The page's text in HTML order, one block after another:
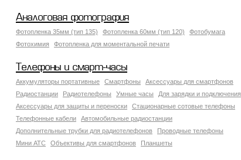
Аналоговая фотография
Фотопленка 35мм (тип 135) Фотопленка 60мм (тип 120)
Фотобумага
Фотохимия
Фотопленка для моментальной печати
Телефоны и смарт-часы
Аккумуляторы портативные Смартфоны
Аксессуары для смартфонов
Радиостанции
Радиотелефоны Умные часы
Для зарядки и подключения
Аксессуары для защиты и переноски
Стационарные сотовые телефоны
Телефонные кабели
Автомобильные радиостанции
Дополнительные трубки для радиотелефонов
Проводные телефоны
Мини АТС
Объективы для смартфонов Планшеты